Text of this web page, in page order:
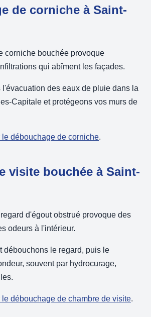
de corniche à Saint-
corniche bouchée provoque
qui abîment les façades.
l'évacuation des eaux de pluie dans la
Capitale et protégeons vos murs de
le débouchage de corniche.
visite bouchée à Saint-
d'égout obstrué provoque des
odeurs à l'intérieur.
débouchons le regard, puis le
souvent par hydrocurage,
le débouchage de chambre de visite.